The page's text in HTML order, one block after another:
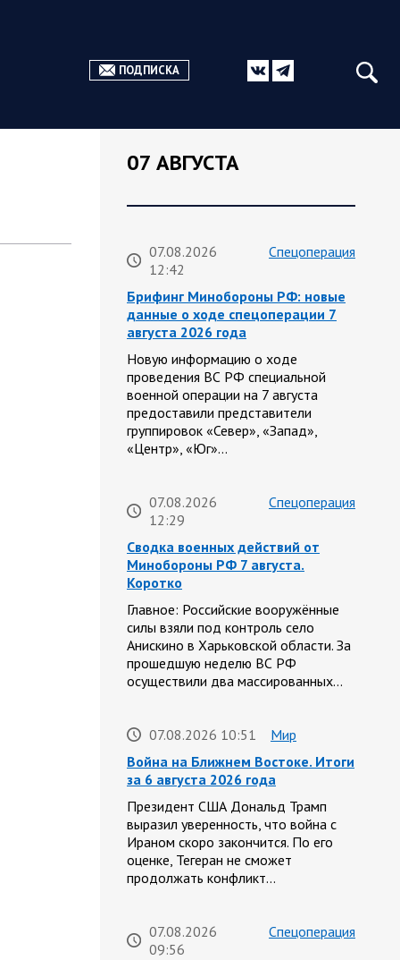
ПОДПИСКА
07 АВГУСТА
07.08.2026
12:42
Спецоперация
Брифинг Минобороны РФ: новые
данные о ходе спецоперации 7
августа 2026 года
Новую информацию о ходе
проведения ВС РФ специальной
военной операции на 7 августа
предоставили представители
группировок «Север», «Запад»,
«Центр», «Юг»…
07.08.2026
12:29
Спецоперация
Сводка военных действий от
Минобороны РФ 7 августа.
Коротко
Главное: Российские вооружённые
силы взяли под контроль село
Анискино в Харьковской области. За
прошедшую неделю ВС РФ
осуществили два массированных…
07.08.2026 10:51
Мир
Война на Ближнем Востоке. Итоги
за 6 августа 2026 года
Президент США Дональд Трамп
выразил уверенность, что война с
Ираном скоро закончится. По его
оценке, Тегеран не сможет
продолжать конфликт…
07.08.2026
09:56
Спецоперация